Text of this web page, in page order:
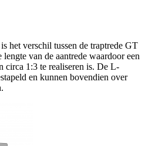
het verschil tussen de traptrede GT
van de aantrede waardoor een
circa 1:3 te realiseren is. De L-
en kunnen bovendien over